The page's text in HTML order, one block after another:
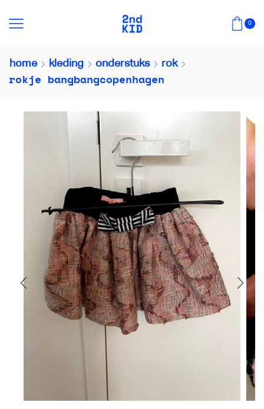
0
home kleding onderstuks rok
rokje bangbangcopenhagen